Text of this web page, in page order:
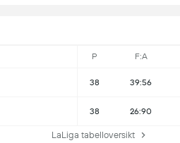
P F:A
38 39:56
38 26:90
LaLiga tabelloversikt